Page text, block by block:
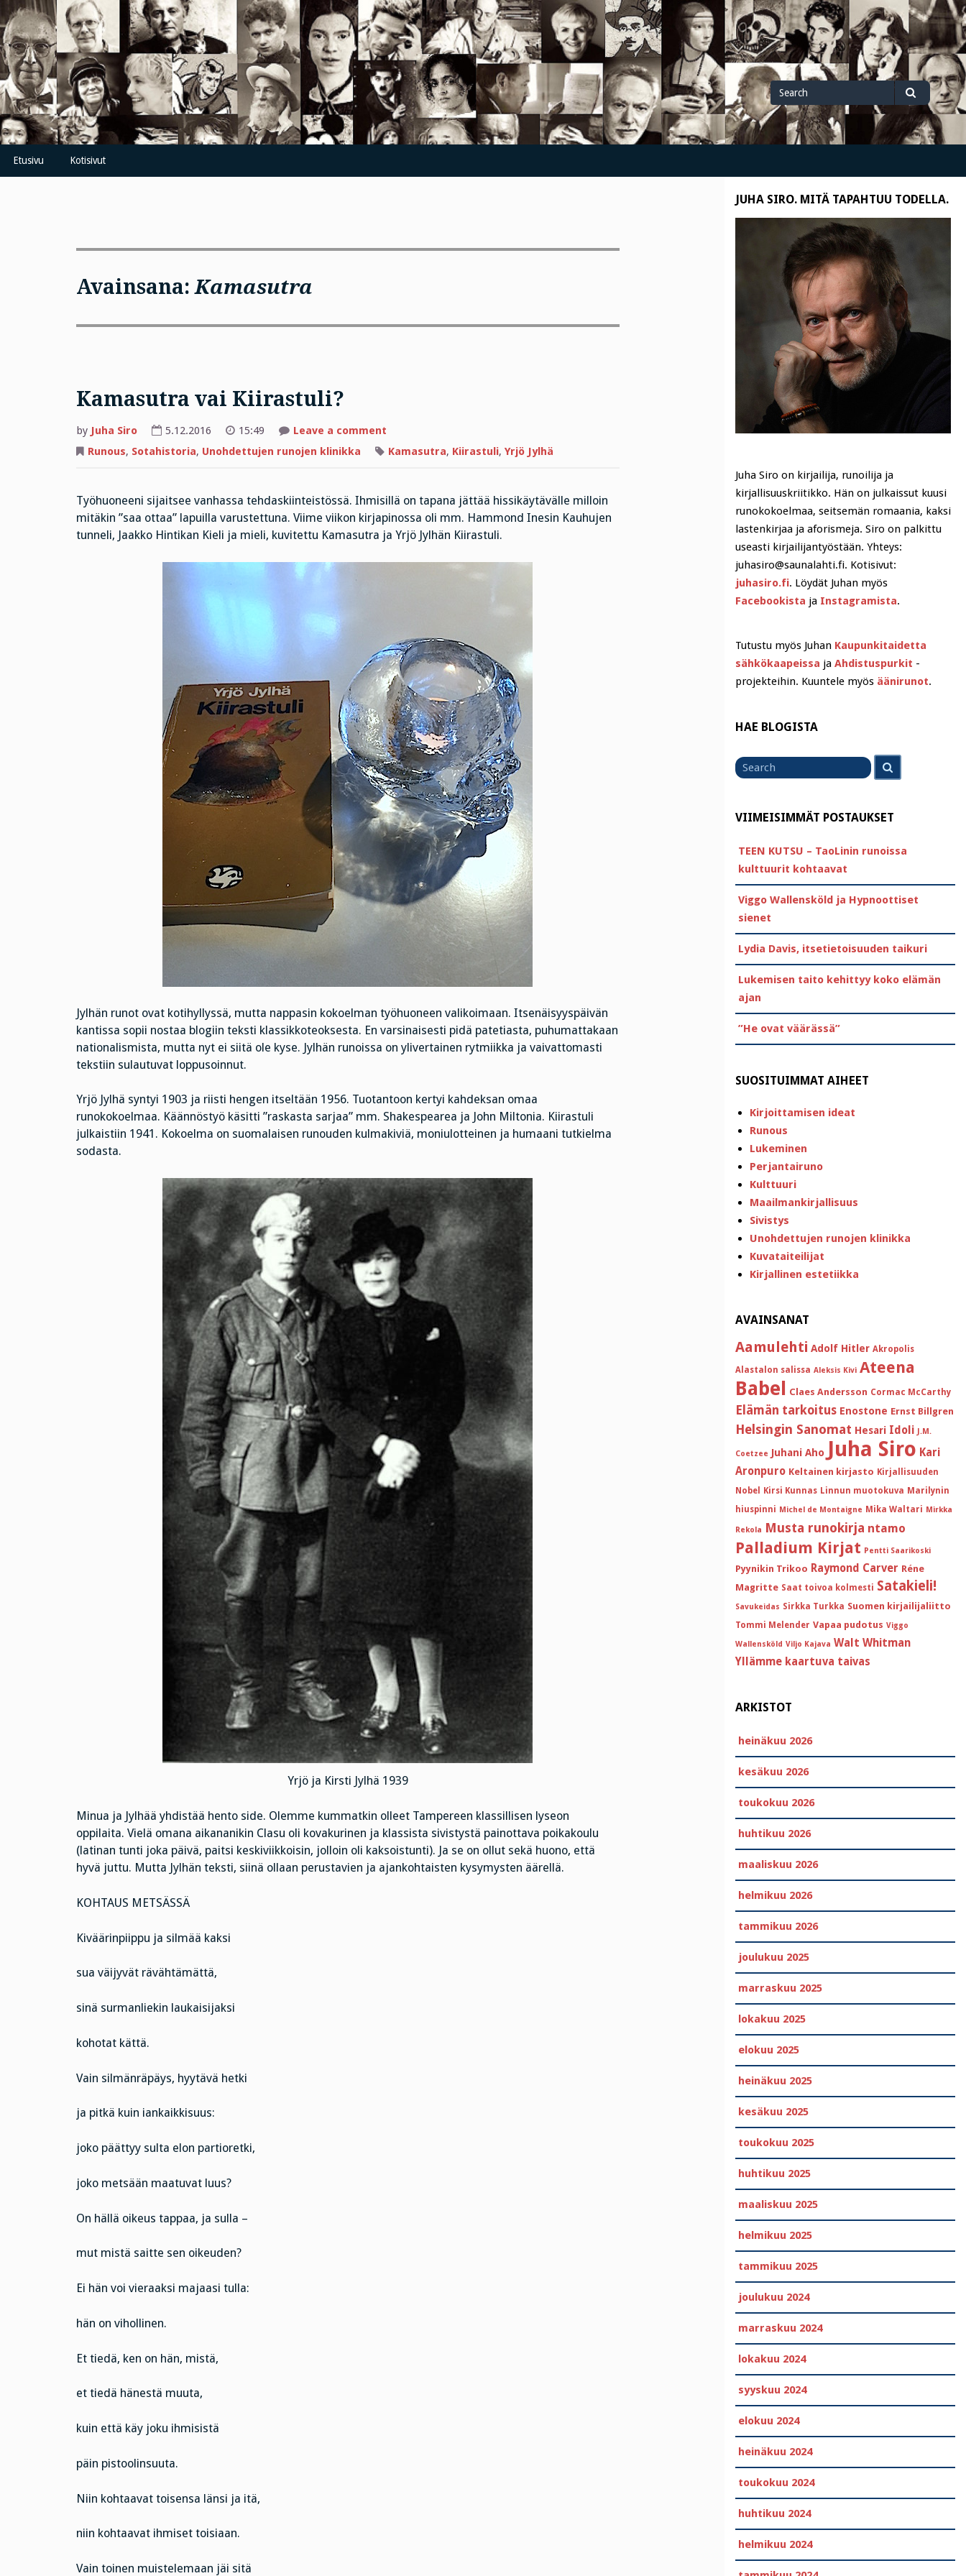
Skip
to
content
Search
for
Search
Etusivu Kotisivut
Avainsana:Kamasutra
Kamasutra vai Kiirastuli?
by Juha Siro 5.12.2016 15:49 Leave a commenton
vai
Runous, Sotahistoria, Unohdettujen runojen klinikka Kamasutra, Kiirastuli, Yrjö Jylhä
Työhuoneeni sijaitsee vanhassa tehdaskiinteistössä. Ihmisillä on tapana jättää hissikäytävälle milloin
mitäkin ”saa ottaa” lapuilla varustettuna. Viime viikon kirjapinossa oli mm. Hammond Inesin Kauhujen
tunneli, Jaakko Hintikan Kieli ja mieli, kuvitettu Kamasutra ja Yrjö Jylhän Kiirastuli.
Jylhän runot ovat kotihyllyssä, mutta nappasin kokoelman työhuoneen valikoimaan. Itsenäisyyspäivän
kantissa sopii nostaa blogiin teksti klassikkoteoksesta. En varsinaisesti pidä patetiasta, puhumattakaan
nationalismista, mutta nyt ei siitä ole kyse. Jylhän runoissa on ylivertainen rytmiikka ja vaivattomasti
tekstiin sulautuvat loppusoinnut.
Yrjö Jylhä syntyi 1903 ja riisti hengen itseltään 1956. Tuotantoon kertyi kahdeksan omaa
runokokoelmaa. Käännöstyö käsitti ”raskasta sarjaa” mm. Shakespearea ja John Miltonia. Kiirastuli
julkaistiin 1941. Kokoelma on suomalaisen runouden kulmakiviä, moniulotteinen ja humaani tutkielma
sodasta.
Yrjö ja Kirsti Jylhä 1939
Minua ja Jylhää yhdistää hento side. Olemme kummatkin olleet Tampereen klassillisen lyseon
oppilaita. Vielä omana aikananikin Clasu oli kovakurinen ja klassista sivistystä painottava poikakoulu
(latinan tunti joka päivä, paitsi keskiviikkoisin, jolloin oli kaksoistunti). Ja se on ollut sekä huono, että
hyvä juttu. Mutta Jylhän teksti, siinä ollaan perustavien ja ajankohtaisten kysymysten äärellä.
KOHTAUS METSÄSSÄ
Kiväärinpiippu ja silmää kaksi
sua väijyvät rävähtämättä,
sinä surmanliekin laukaisijaksi
kohotat kättä.
Vain silmänräpäys, hyytävä hetki
ja pitkä kuin iankaikkisuus:
joko päättyy sulta elon partioretki,
joko metsään maatuvat luus?
On hällä oikeus tappaa, ja sulla –
mut mistä saitte sen oikeuden?
Ei hän voi vieraaksi majaasi tulla:
hän on vihollinen.
Et tiedä, ken on hän, mistä,
et tiedä hänestä muuta,
kuin että käy joku ihmisistä
päin pistoolinsuuta.
Niin kohtaavat toisensa länsi ja itä,
niin kohtaavat ihmiset toisiaan.
Vain toinen muistelemaan jäi sitä
JUHA SIRO. MITÄ TAPAHTUU TODELLA.
Juha Siro on kirjailija, runoilija ja
kirjallisuuskriitikko. Hän on julkaissut kuusi
runokokoelmaa, seitsemän romaania, kaksi
lastenkirjaa ja aforismeja. Siro on palkittu
useasti kirjailijantyöstään. Yhteys:
juhasiro@saunalahti.fi. Kotisivut:
juhasiro.fi. Löydät Juhan myös
Facebookista ja Instagramista.
Tutustu myös Juhan Kaupunkitaidetta
sähkökaapeissa ja Ahdistuspurkit -
projekteihin. Kuuntele myös äänirunot.
HAE BLOGISTA
for
VIIMEISIMMÄT POSTAUKSET
TEEN KUTSU – TaoLinin runoissa
kulttuurit kohtaavat
Viggo Wallensköld ja Hypnoottiset
sienet
Lydia Davis, itsetietoisuuden taikuri
Lukemisen taito kehittyy koko elämän
ajan
”He ovat väärässä”
SUOSITUIMMAT AIHEET
Kirjoittamisen ideat
Runous
Lukeminen
Perjantairuno
Kulttuuri
Maailmankirjallisuus
Sivistys
Unohdettujen runojen klinikka
Kuvataiteilijat
Kirjallinen estetiikka
AVAINSANAT
Aamulehti Adolf Hitler Akropolis
Alastalon salissa Aleksis Kivi Ateena
Babel Claes Andersson Cormac McCarthy
Elämän tarkoitus Enostone Ernst Billgren
Helsingin Sanomat Hesari Idoli J.M.
Coetzee Juhani Aho Juha Siro Kari
Aronpuro Keltainen kirjasto Kirjallisuuden
Nobel
Kirsi Kunnas Linnun muotokuva Marilynin
hiuspinni Michel de Montaigne Mika Waltari Mirkka
Rekola Musta runokirja ntamo
Palladium Kirjat Pentti Saarikoski
Pyynikin Trikoo Raymond Carver Réne
Magritte Saat toivoa kolmesti Satakieli!
Savukeidas Sirkka Turkka Suomen kirjailijaliitto
Tommi Melender Vapaa pudotus Viggo
Wallensköld Viljo Kajava Walt Whitman
Yllämme kaartuva taivas
ARKISTOT
heinäkuu 2026
kesäkuu 2026
toukokuu 2026
huhtikuu 2026
maaliskuu 2026
helmikuu 2026
tammikuu 2026
joulukuu 2025
marraskuu 2025
lokakuu 2025
elokuu 2025
heinäkuu 2025
kesäkuu 2025
toukokuu 2025
huhtikuu 2025
maaliskuu 2025
helmikuu 2025
tammikuu 2025
joulukuu 2024
marraskuu 2024
lokakuu 2024
syyskuu 2024
elokuu 2024
heinäkuu 2024
toukokuu 2024
huhtikuu 2024
helmikuu 2024